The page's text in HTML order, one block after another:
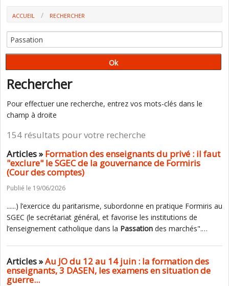
ACCUEIL RECHERCHER
Rechercher
Pour effectuer une recherche, entrez vos mots-clés dans le
champ à droite
154 résultats pour votre recherche
Articles »Formation des enseignants du privé : il faut
"exclure" le SGEC de la gouvernance de Formiris
(Cour des comptes)
Publié le 19/06/2026
......) l’exercice du paritarisme, subordonne en pratique Formiris au
SGEC (le secrétariat général, et favorise les institutions de
l’enseignement catholique dans la Passation des marchés".…
Articles »Au JO du 12 au 14 juin : la formation des
enseignants, 3 DASEN, les examens en situation de
guerre...